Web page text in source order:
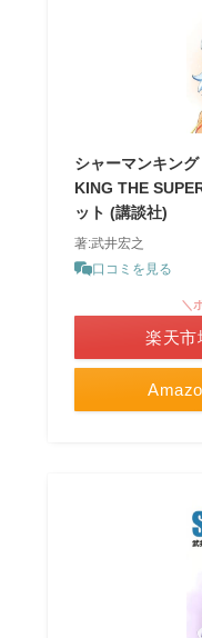
シャーマンキン
KING THE
ット (講談社)
著:武井宏之
口コミを見る
＼
楽天市